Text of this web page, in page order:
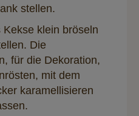
stellen.
klein bröseln
Die
für die Dekoration,
mit dem
karamellisieren